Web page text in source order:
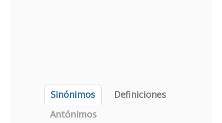
Sinónimos
Definiciones
Antónimos